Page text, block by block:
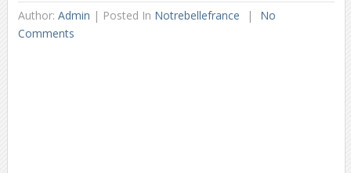
Author: Admin | Posted In Notrebellefrance
No
Comments